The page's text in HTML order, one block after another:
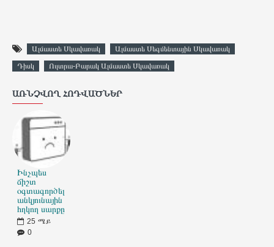
Ալմաստե Սկավառակ
Ալմաստե Սեգմենտային Սկավառակ
Դիսկ
Ուլտրա-Բարակ Ալմաստե Սկավառակ
ԱՌՆՉՎՈՂ ՀՈԴՎԱԾՆԵՐ
Ինչպես
ճիշտ
օգտագործել
անկյունային
հղկող սարքը
25 ሜይ
0